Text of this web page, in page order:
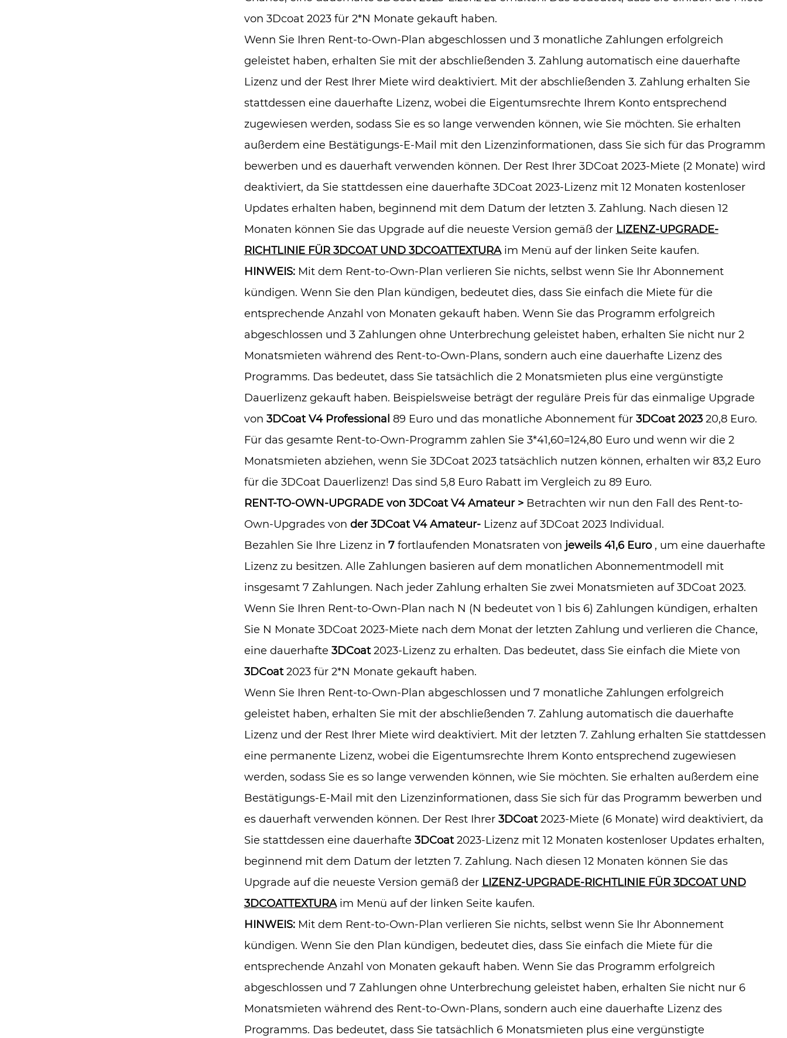
von 3Dcoat 2023 für 2*N Monate gekauft haben.
Wenn Sie Ihren Rent-to-Own-Plan abgeschlossen und 3 monatliche Zahlungen erfolgreich
geleistet haben, erhalten Sie mit der abschließenden 3. Zahlung automatisch eine dauerhafte
Lizenz und der Rest Ihrer Miete wird deaktiviert. Mit der abschließenden 3. Zahlung erhalten Sie
stattdessen eine dauerhafte Lizenz, wobei die Eigentumsrechte Ihrem Konto entsprechend
zugewiesen werden, sodass Sie es so lange verwenden können, wie Sie möchten. Sie erhalten
außerdem eine Bestätigungs-E-Mail mit den Lizenzinformationen, dass Sie sich für das Programm
bewerben und es dauerhaft verwenden können. Der Rest Ihrer 3DCoat 2023-Miete (2 Monate) wird
deaktiviert, da Sie stattdessen eine dauerhafte 3DCoat 2023-Lizenz mit 12 Monaten kostenloser
Updates erhalten haben, beginnend mit dem Datum der letzten 3. Zahlung. Nach diesen 12
Monaten können Sie das Upgrade auf die neueste Version gemäß der LIZENZ-UPGRADE-
RICHTLINIE FÜR 3DCOAT UND 3DCOATTEXTURAim Menü auf der linken Seite kaufen.
HINWEIS:Mit dem Rent-to-Own-Plan verlieren Sie nichts, selbst wenn Sie Ihr Abonnement
kündigen. Wenn Sie den Plan kündigen, bedeutet dies, dass Sie einfach die Miete für die
entsprechende Anzahl von Monaten gekauft haben. Wenn Sie das Programm erfolgreich
abgeschlossen und 3 Zahlungen ohne Unterbrechung geleistet haben, erhalten Sie nicht nur 2
Monatsmieten während des Rent-to-Own-Plans, sondern auch eine dauerhafte Lizenz des
Programms. Das bedeutet, dass Sie tatsächlich die 2 Monatsmieten plus eine vergünstigte
Dauerlizenz gekauft haben. Beispielsweise beträgt der reguläre Preis für das einmalige Upgrade
von 3DCoat V4 Professional 89 Euro und das monatliche Abonnement für 3DCoat 202320,8 Euro.
Für das gesamte Rent-to-Own-Programm zahlen Sie 3*41,60=124,80 Euro und wenn wir die 2
Monatsmieten abziehen, wenn Sie 3DCoat 2023 tatsächlich nutzen können, erhalten wir 83,2 Euro
für die 3DCoat Dauerlizenz! Das sind 5,8 Euro Rabatt im Vergleich zu 89 Euro.
RENT-TO-OWN-UPGRADE von 3DCoat V4 Amateur >Betrachten wir nun den Fall des Rent-to-
Own-Upgrades von der 3DCoat V4 Amateur-Lizenz auf 3DCoat 2023 Individual.
Bezahlen Sie Ihre Lizenz in 7fortlaufenden Monatsraten von jeweils 41,6 Euro, um eine dauerhafte
Lizenz zu besitzen. Alle Zahlungen basieren auf dem monatlichen Abonnementmodell mit
insgesamt 7 Zahlungen. Nach jeder Zahlung erhalten Sie zwei Monatsmieten auf 3DCoat 2023.
Wenn Sie Ihren Rent-to-Own-Plan nach N (N bedeutet von 1 bis 6) Zahlungen kündigen, erhalten
Sie N Monate 3DCoat 2023-Miete nach dem Monat der letzten Zahlung und verlieren die Chance,
eine dauerhafte 3DCoat2023-Lizenz zu erhalten. Das bedeutet, dass Sie einfach die Miete von
3DCoat2023 für 2*N Monate gekauft haben.
Wenn Sie Ihren Rent-to-Own-Plan abgeschlossen und 7 monatliche Zahlungen erfolgreich
geleistet haben, erhalten Sie mit der abschließenden 7. Zahlung automatisch die dauerhafte
Lizenz und der Rest Ihrer Miete wird deaktiviert. Mit der letzten 7. Zahlung erhalten Sie stattdessen
eine permanente Lizenz, wobei die Eigentumsrechte Ihrem Konto entsprechend zugewiesen
werden, sodass Sie es so lange verwenden können, wie Sie möchten. Sie erhalten außerdem eine
Bestätigungs-E-Mail mit den Lizenzinformationen, dass Sie sich für das Programm bewerben und
es dauerhaft verwenden können. Der Rest Ihrer 3DCoat2023-Miete (6 Monate) wird deaktiviert, da
Sie stattdessen eine dauerhafte 3DCoat2023-Lizenz mit 12 Monaten kostenloser Updates erhalten,
beginnend mit dem Datum der letzten 7. Zahlung. Nach diesen 12 Monaten können Sie das
Upgrade auf die neueste Version gemäß der LIZENZ-UPGRADE-RICHTLINIE FÜR 3DCOAT UND
3DCOATTEXTURAim Menü auf der linken Seite kaufen.
HINWEIS:Mit dem Rent-to-Own-Plan verlieren Sie nichts, selbst wenn Sie Ihr Abonnement
kündigen. Wenn Sie den Plan kündigen, bedeutet dies, dass Sie einfach die Miete für die
entsprechende Anzahl von Monaten gekauft haben. Wenn Sie das Programm erfolgreich
abgeschlossen und 7 Zahlungen ohne Unterbrechung geleistet haben, erhalten Sie nicht nur 6
Monatsmieten während des Rent-to-Own-Plans, sondern auch eine dauerhafte Lizenz des
Programms. Das bedeutet, dass Sie tatsächlich 6 Monatsmieten plus eine vergünstigte